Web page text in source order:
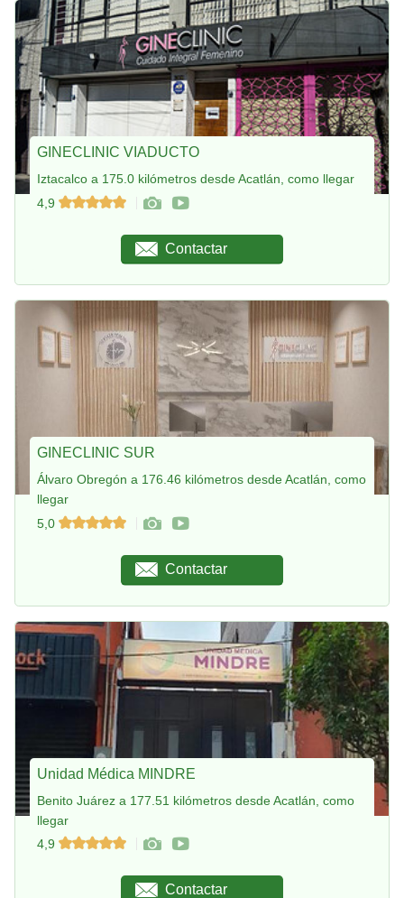
GINECLINIC VIADUCTO
Iztacalco a 175.0 kilómetros desde Acatlán, como llegar
4,9
Contactar
GINECLINIC SUR
Álvaro Obregón a 176.46 kilómetros desde Acatlán, como
llegar
5,0
Contactar
Unidad Médica MINDRE
Benito Juárez a 177.51 kilómetros desde Acatlán, como
llegar
4,9
Contactar